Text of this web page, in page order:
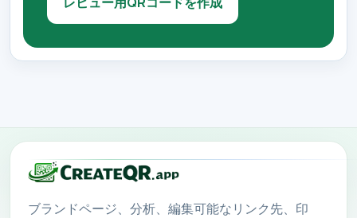
ブランドページ、分析、編集可能なリンク先、印